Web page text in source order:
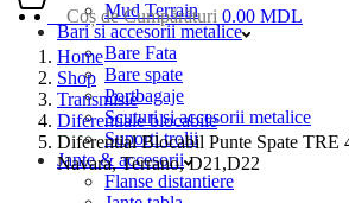
Mud Terrain
Bari si accesorii metalice
Bare Fata
Bare spate
Portbagaje
Scuturi si accesorii metalice
Suporti trolii
Jante & accesorii
Flanse distantiere
Coș de Cumpărături 0.00 MDL
Home
Shop
Transmisie
Diferentiale blocabile
Diferential Blocabil Punte Spate TRE
Navara, Terrano, D21,D22